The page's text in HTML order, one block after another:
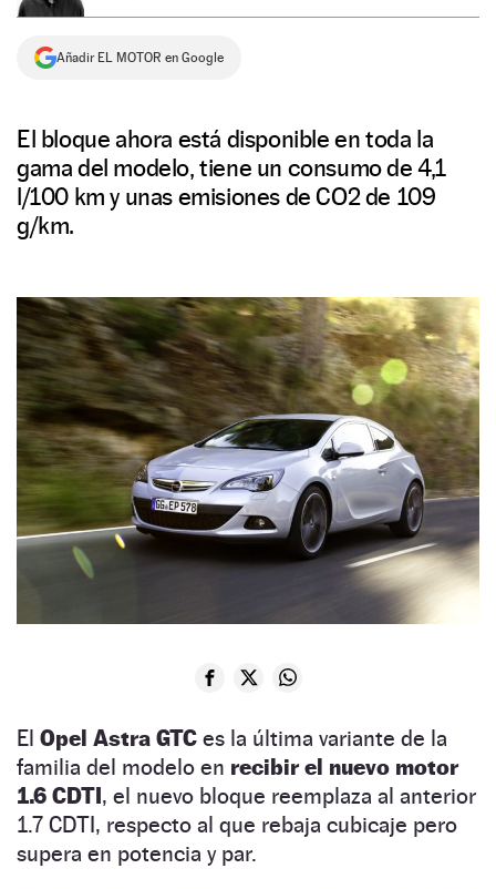
Añadir EL MOTOR en Google
El bloque ahora está disponible en toda la
gama del modelo, tiene un consumo de 4,1
l/100 km y unas emisiones de CO2 de 109
g/km.
El Opel Astra GTC es la última variante de la
familia del modelo en recibir el nuevo motor
1.6 CDTI, el nuevo bloque reemplaza al anterior
1.7 CDTI, respecto al que rebaja cubicaje pero
supera en potencia y par.